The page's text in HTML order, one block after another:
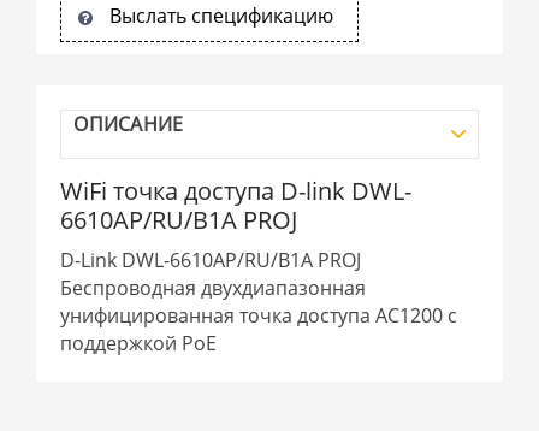
Выслать спецификацию
ОПИСАНИЕ
WiFi точка доступа D-link DWL-
6610AP/RU/B1A PROJ
D-Link DWL-6610AP/RU/B1A PROJ
Беспроводная двухдиапазонная
унифицированная точка доступа AC1200 с
поддержкой PoE